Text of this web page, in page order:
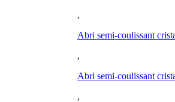
,
Abri semi-coulissant
,
Abri semi-coulissant
,